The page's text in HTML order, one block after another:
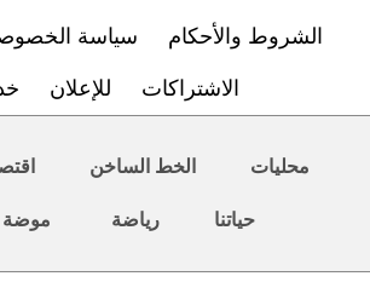
الشروط والأحكام سياسة
الاشتراكات للإعلان
محليات الخط الساخن
حياتنا رياضة موضة